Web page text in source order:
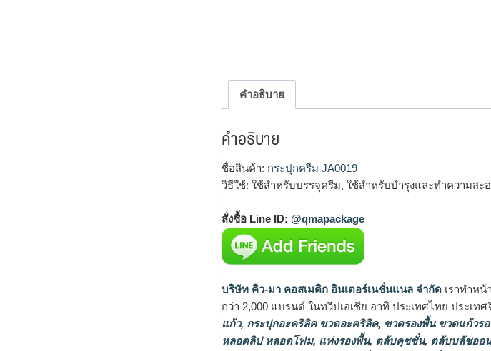
คำอธิบาย
คำอธิบาย
ชื่อสินค้า: กระปุกครีม JA0019
วิธีใช้: ใช้สำหรับบรรจุครีม, ใช้สำหรับบำรุงและทำความส
สั่งซื้อ Line ID: @qmapackage
บริษัท คิว-มา คอสเมติก อินเตอร์เนชั่นแนล จำกัด เราทำหน้
กว่า 2,000 แบรนด์ ในทวีปเอเชีย อาทิ ประเทศไทย ประเ
แก้ว, กระปุกอะคริลิค ขวดอะคริลิค, ขวดรองพื้น ขวดแก้วร
หลอดลิป หลอดโฟม, แท่งรองพื้น, ตลับคุชชั่น, ตลับบลัชออน